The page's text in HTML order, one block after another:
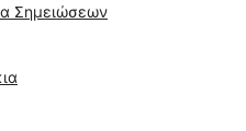
Σημειώσεων